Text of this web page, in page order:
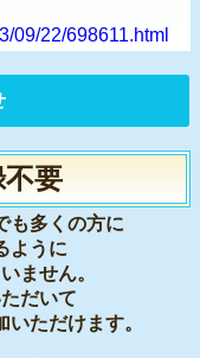
09/22/698611.html
不要
も多くの方に
ように
ません。
だいて
ただけます。